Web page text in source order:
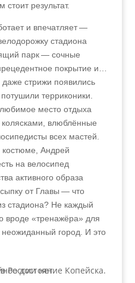
результат.
и впечатляет —
стадиона
парк — сочные
покрытие и…
даже стрижи появились
терриконики.
место отдыха
влюблённые
всех мастей.
Андрей
на велосипед
активного образа
от Главы — что
стадиона? Не каждый
вроде «тренажёра» для
город. И это